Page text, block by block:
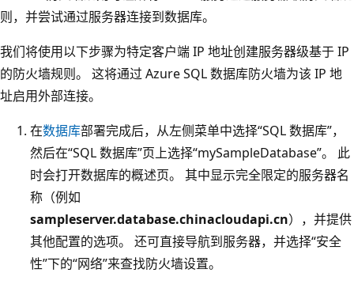
则，并尝试通过服务器连接到数据库。
我们将使用以下步骤为特定客户端 IP 地址创建服务器级基于 IP
的防火墙规则。 这将通过 Azure SQL 数据库防火墙为该 IP 地
址启用外部连接。
在数据库部署完成后，从左侧菜单中选择“SQL 数据库”，
然后在“SQL 数据库”页上选择“mySampleDatabase”。 此
时会打开数据库的概述页。 其中显示完全限定的服务器名
称（例如
sampleserver.database.chinacloudapi.cn），并提供
其他配置的选项。 还可直接导航到服务器，并选择“安全
性”下的“网络”来查找防火墙设置。